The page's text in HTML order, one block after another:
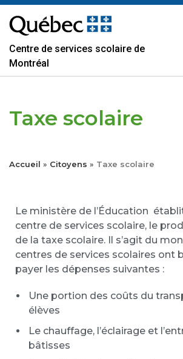
au
contenu
Centre de services scolaire de
Montréal
Taxe scolaire
Accueil » Citoyens » Taxe scolaire
Le ministère de l’Éducation
centre de services scolaire, le
de la taxe scolaire. Il s’agit du
centres de services scolaires ont
payer les dépenses suivantes :
Une portion des coûts du
élèves
Le chauffage, l’éclairage et
bâtisses